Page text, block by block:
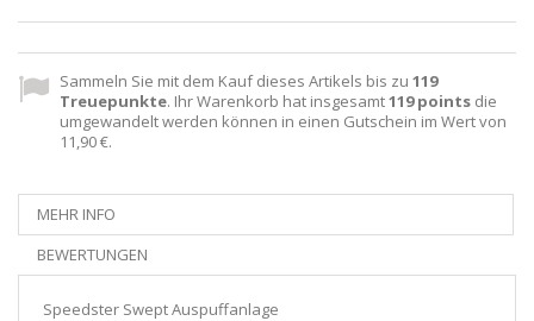
Sammeln Sie mit dem Kauf dieses Artikels bis zu 119
Treuepunkte. Ihr Warenkorb hat insgesamt119points die
umgewandelt werden können in einen Gutschein im Wert von
11,90 €.
MEHR INFO
BEWERTUNGEN
Speedster Swept Auspuffanlage